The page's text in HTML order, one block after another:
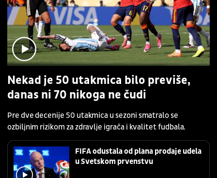
Nekad je 50 utakmica bilo previše,
danas ni 70 nikoga ne čudi
Pre dve decenije 50 utakmica u sezoni smatralo se
ozbiljnim rizikom za zdravlje igrača i kvalitet fudbala.
FIFA odustala od plana prodaje udela
u Svetskom prvenstvu